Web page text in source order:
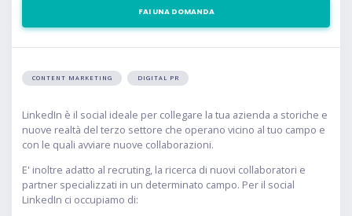
FAI UNA DOMANDA
CONTENT MARKETING DIGITAL PR
LinkedIn è il social ideale per collegare la tua azienda a storiche e
nuove realtà del terzo settore che operano vicino al tuo campo e
con le quali avviare nuove collaborazioni.
E' inoltre adatto al recruting, la ricerca di nuovi collaboratori e
partner specializzati in un determinato campo. Per il social
LinkedIn ci occupiamo di: